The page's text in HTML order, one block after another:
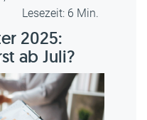
Lesezeit: 6 Min.
2025:
ab Juli?